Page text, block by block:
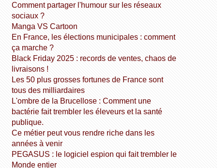
Comment partager l'humour sur les réseaux
sociaux ?
Manga VS Cartoon
En France, les élections municipales : comment
ça marche ?
Black Friday 2025 : records de ventes, chaos de
livraisons !
Les 50 plus grosses fortunes de France sont
tous des milliardaires
L'ombre de la Brucellose : Comment une
bactérie fait trembler les éleveurs et la santé
publique.
Ce métier peut vous rendre riche dans les
années à venir
PEGASUS : le logiciel espion qui fait trembler le
Monde entier